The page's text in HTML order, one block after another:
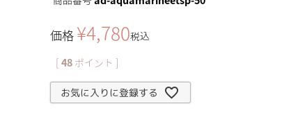
価格 ¥4,780税込
48 ポイント ]
お気に入りに登録する